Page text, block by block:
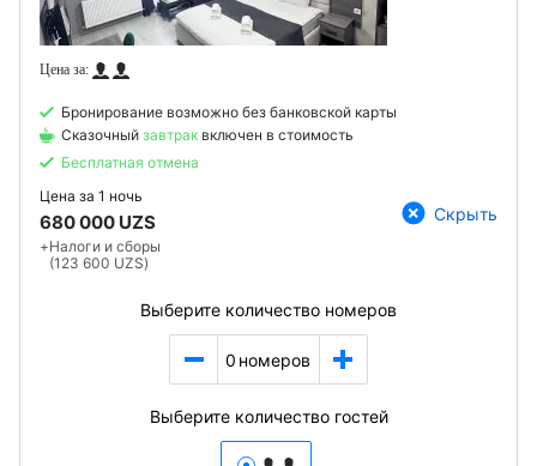
Бронирование возможно без банковской карты
Сказочный завтрак включен в стоимость
Бесплатная отмена
Цена за 1 ночь
680 000 UZS
+Налоги и сборы
(123 600 UZS)
Скрыть
Выберите количество номеров
0 номеров
Выберите количество гостей